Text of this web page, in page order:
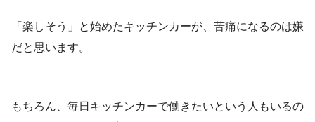
「楽しそう」と始めたキッチンカーが、苦痛になるのは嫌
だと思います。
もちろん、毎日キッチンカーで働きたいという人もいるの